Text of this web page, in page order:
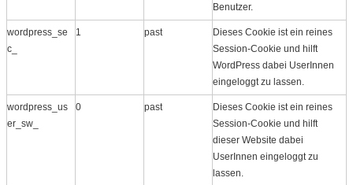
Benutzer.
wordpress_se
c_
1 past
Dieses Cookie ist ein reines
Session-Cookie und hilft
WordPress dabei UserInnen
eingeloggt zu lassen.
wordpress_us
er_sw_
0 past
Dieses Cookie ist ein reines
Session-Cookie und hilft
dieser Website dabei
UserInnen eingeloggt zu
lassen.